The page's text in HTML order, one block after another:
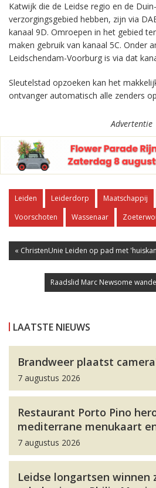
Katwijk die de Leidse regio en de
verzorgingsgebied hebben, zijn via
kanaal 9D. Omroepen in het gebied
maken gebruik van kanaal 5C. Onder
Leidschendam-Voorburg is via dat
Sleutelstad opzoeken kan het
ontvanger automatisch alle zenders
Advertentie
Leiden Leiderdorp Maatschappij
Voorschoten
Wassenaar
« ChristenUnie Leiden op pad met
Raadslid Marc Newsome
LAATSTE NIEUWS
Brandweer plaatst
7 augustus 2026
Restaurant Porto Pino
mediterrane menukaart
7 augustus 2026
Leidse longartsen winnen